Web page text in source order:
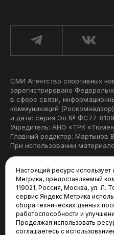
СМИ Агентство спортивных
зарегистрировано
в сфере связи,
коммуникаций
и дата: серия Эл № ФС77-
Учредитель: АНО «ТРК
Главный редактор: Мартынов
При использовании
Редакция:
625035, Тюмень, пр.
(3452) 68-22-28
tum-arena@mail.ru
Настоящий ресурс
Метрика, предоставляемый
119021, Россия, Москва, ул. Л.
сервис Яндекс Метрика
сбора технических данных
работоспособности и
Продолжая использовать
соглашаетесь с